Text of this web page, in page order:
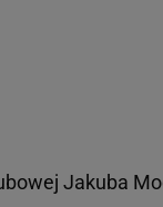
Jakuba